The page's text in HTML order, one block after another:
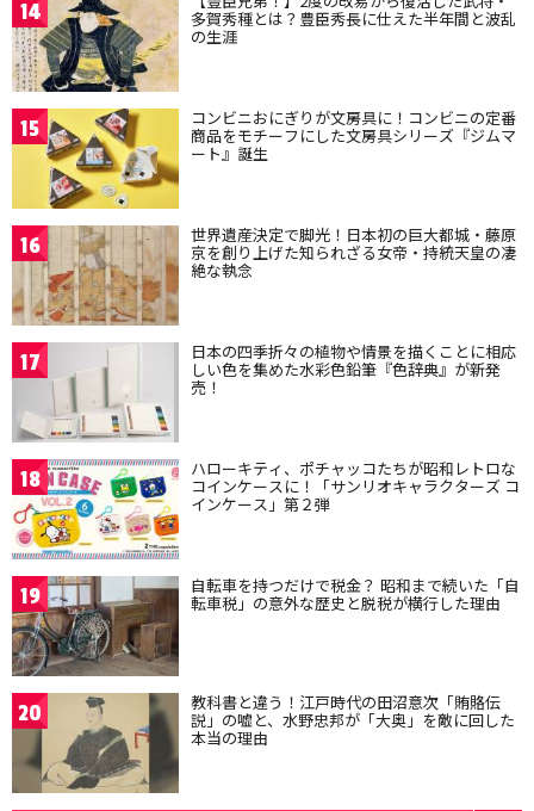
14 多賀秀種とは？豊臣秀長に仕えた半年間と波乱
の生涯
15 コンビニおにぎりが文房具に！コンビニの定番
商品をモチーフにした文房具シリーズ『ジムマ
ート』誕生
16 世界遺産決定で脚光！日本初の巨大都城・藤原
京を創り上げた知られざる女帝・持統天皇の凄
絶な執念
17 日本の四季折々の植物や情景を描くことに相応
しい色を集めた水彩色鉛筆『色辞典』が新発
売！
18 ハローキティ、ポチャッコたちが昭和レトロな
コインケースに！「サンリオキャラクターズ コ
インケース」第２弾
19 自転車を持つだけで税金？ 昭和まで続いた「自
転車税」の意外な歴史と脱税が横行した理由
20 教科書と違う！江戸時代の田沼意次「賄賂伝
説」の嘘と、水野忠邦が「大奥」を敵に回した
本当の理由